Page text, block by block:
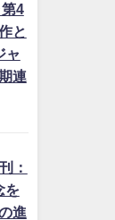
4
と
ャ
連
：
を
進